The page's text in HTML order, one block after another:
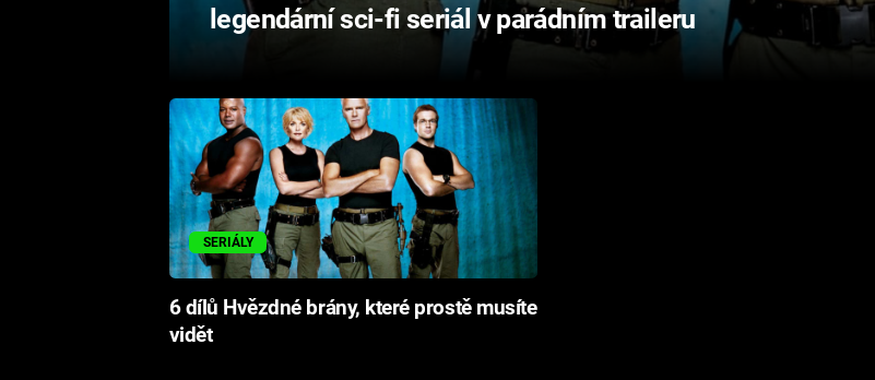
legendární sci-fi seriál v parádním traileru
SERIÁLY
6 dílů Hvězdné brány, které prostě musíte
vidět